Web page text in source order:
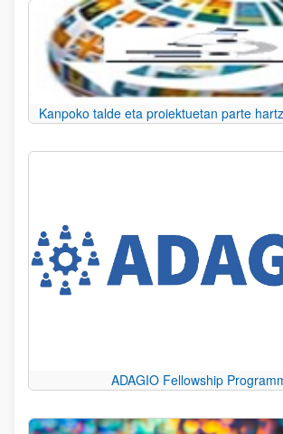
Kanpoko talde eta proiektuetan parte
ADAGIO Fellowship